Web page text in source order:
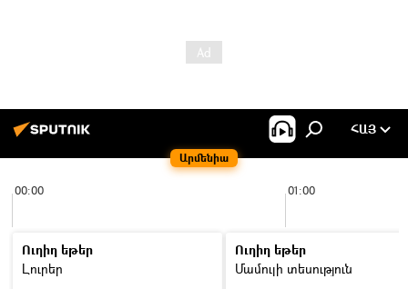
Արմենիա
ՀԱՅ
00:00 01:00
Ուղիղ եթեր
Լուրեր
Ուղիղ եթեր
Մամուլի տեսություն